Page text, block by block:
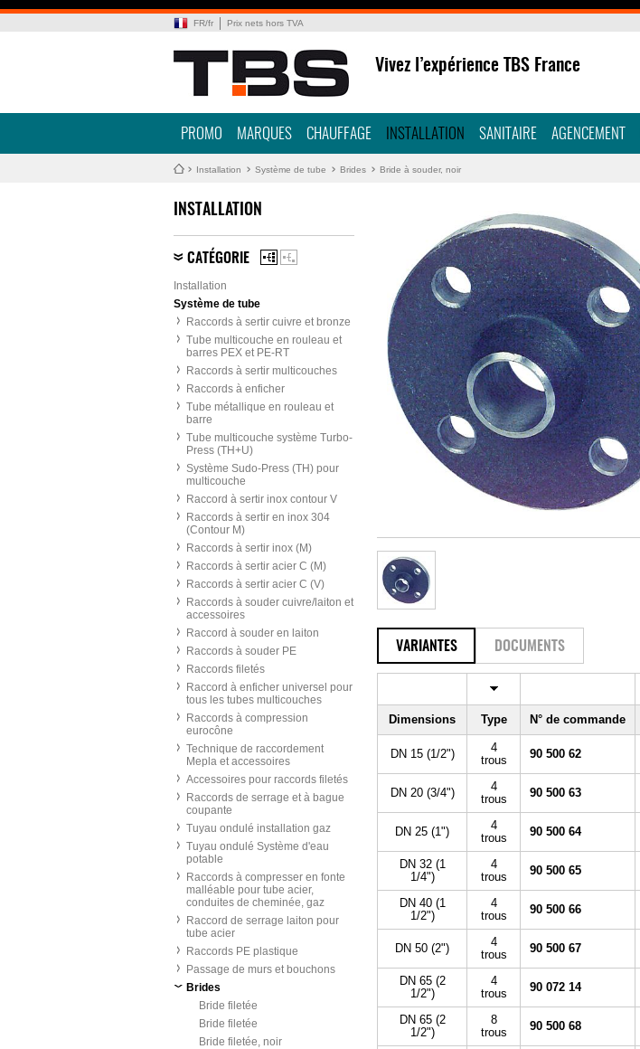
FR/fr Prix nets hors TVA
Vivez l’expérience TBS France
PROMO MARQUES CHAUFFAGE INSTALLATION SANITAIRE AGENCEMENT
Installation Système de tube Brides Bride à souder, noir
INSTALLATION
CATÉGORIE
Installation
Système de tube
Raccords à sertir cuivre et bronze
Tube multicouche en rouleau et
barres PEX et PE-RT
Raccords à sertir multicouches
Raccords à enficher
Tube métallique en rouleau et
barre
Tube multicouche système Turbo-
Press (TH+U)
Système Sudo-Press (TH) pour
multicouche
Raccord à sertir inox contour V
Raccords à sertir en inox 304
(Contour M)
Raccords à sertir inox (M)
Raccords à sertir acier C (M)
Raccords à sertir acier C (V)
Raccords à souder cuivre/laiton et
accessoires
Raccord à souder en laiton
Raccords à souder PE
Raccords filetés
Raccord à enficher universel pour
tous les tubes multicouches
Raccords à compression
eurocône
Technique de raccordement
Mepla et accessoires
Accessoires pour raccords filetés
Raccords de serrage et à bague
coupante
Tuyau ondulé installation gaz
Tuyau ondulé Système d'eau
potable
Raccords à compresser en fonte
malléable pour tube acier,
conduites de cheminée, gaz
Raccord de serrage laiton pour
tube acier
Raccords PE plastique
Passage de murs et bouchons
Brides
Bride filetée
Bride filetée
Bride filetée, noir
VARIANTES DOCUMENTS
Dimensions Type N° de commande
DN 15 (1/2")
4
trous
90 500 62
DN 20 (3/4")
4
trous
90 500 63
DN 25 (1")
4
trous
90 500 64
DN 32 (1
1/4")
4
trous
90 500 65
DN 40 (1
1/2")
4
trous
90 500 66
DN 50 (2")
4
trous
90 500 67
DN 65 (2
1/2")
4
trous
90 072 14
DN 65 (2
1/2")
8
trous
90 500 68